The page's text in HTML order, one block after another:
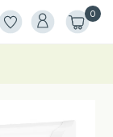
0